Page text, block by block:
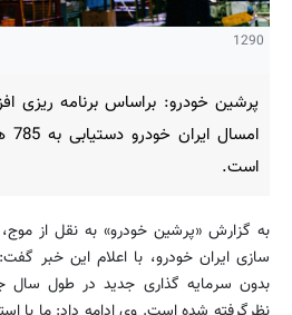
1290
پرشین خودرو: براساس برنامه ریزی
است.
به گزارش «پرشین خودرو» به نقل از
سازی ایران خودرو، با اعلام این خبر
بدون سرمایه گذاری جدید در طول سال